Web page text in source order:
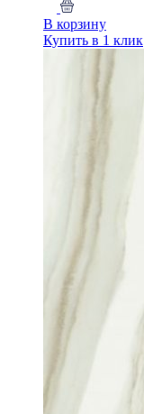
В корзину
Купить в 1 клик